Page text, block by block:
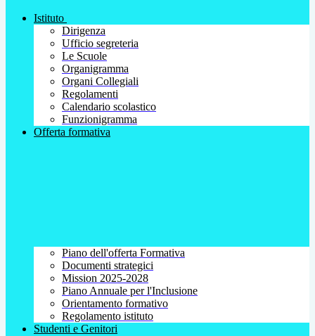
Istituto
Dirigenza
Ufficio segreteria
Le Scuole
Organigramma
Organi Collegiali
Regolamenti
Calendario scolastico
Funzionigramma
Offerta formativa
Piano dell'offerta Formativa
Documenti strategici
Mission 2025-2028
Piano Annuale per l'Inclusione
Orientamento formativo
Regolamento istituto
Studenti e Genitori